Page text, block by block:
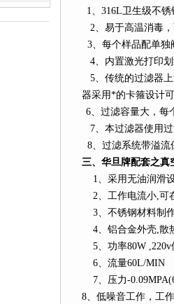
1、 316L卫生级不锈
2、易于高温消毒
3、每个样品配单独
4、内置激光打印
5、传统的过滤器
器采用*的卡箍设计
6、过滤容量大，每
7、本过滤器使用
8、过滤系统带溢流
三、华旦牌配套之真
1、采用无油润滑
2、工作电流小,可
3、不锈钢材料制
4、铝合金外壳,散
5、功率80W ,220v
6、流量60L/MIN
7、压力-
8、低噪音工作，工